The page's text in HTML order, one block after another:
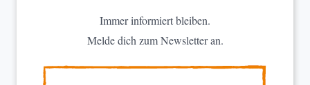
Immer informiert bleiben.
Melde dich zum Newsletter an.